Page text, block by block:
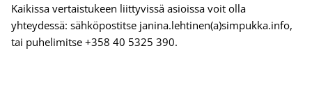
Kaikissa vertaistukeen liittyvissä asioissa voit olla
yhteydessä: sähköpostitse janina.lehtinen(a)simpukka.info,
tai puhelimitse +358 40 5325 390.